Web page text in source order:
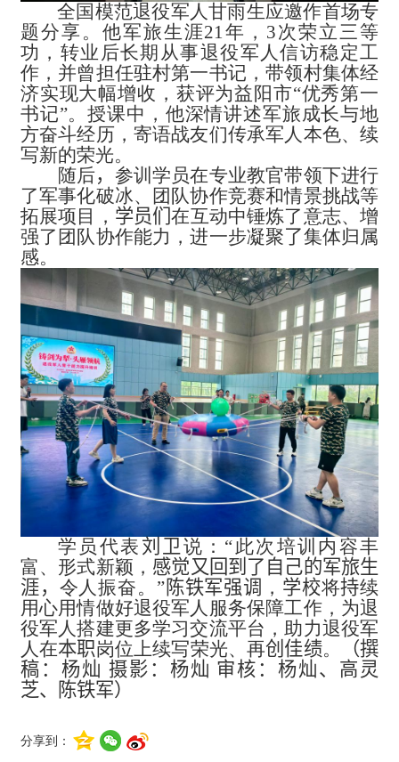
全国模范退役军人甘雨生应邀作首场专
题分享。他军旅生涯21年，3次荣立三等
功，转业后长期从事退役军人信访稳定工
作，并曾担任驻村第一书记，带领村集体经
济实现大幅增收，获评为益阳市“优秀第一
书记”。授课中，他深情讲述军旅成长与地
方奋斗经历，寄语战友们传承军人本色、续
写新的荣光。
随后， 参训学员在专业教官带领下进行
了军事化破冰、团队协作竞赛和情景挑战等
拓展项目， 学员们在互动中锤炼了意志、增
强了团队协作能力，进一步凝聚 了集体归属
感。
学员代表 刘卫 说 ：“此次培训内容丰
富、形式新颖， 感觉又 回到了自己的军旅生
涯， 令人振奋。 ”陈铁军强调 ， 学校将持续
用心用情做好退役军人服务保障工作，为退
役军人搭建更多学习交流平台，助力退役军
人在本职岗位上续写荣光、再创佳绩。
（撰
稿：杨灿 摄影：杨灿 审核：杨灿、高灵
芝、陈铁军）
分享到：